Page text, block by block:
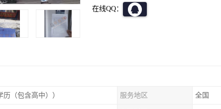
在线QQ：
历（包含高中）） 服务地区 全国